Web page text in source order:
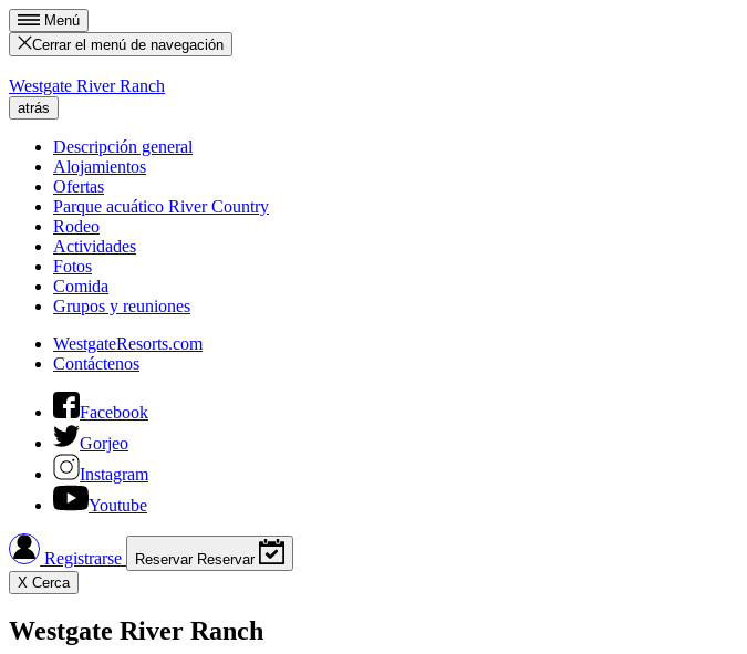
Menú
Cerrar el menú de navegación
Westgate River Ranch
atrás
Descripción general
Alojamientos
Ofertas
Parque acuático River Country
Rodeo
Actividades
Fotos
Comida
Grupos y reuniones
WestgateResorts.com
Contáctenos
Facebook
Gorjeo
Instagram
Youtube
Registrarse Reservar Reservar
X Cerca
Westgate River Ranch